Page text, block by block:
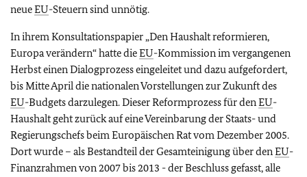
neueEU-Steuern sind unnötig.
In ihrem Konsultationspapier „Den Haushalt reformieren,
Europa verändern“ hatte dieEU-Kommission im vergangenen
Herbst einen Dialogprozess eingeleitet und dazu aufgefordert,
bis Mitte April die nationalen Vorstellungen zur Zukunft des
EU-Budgets darzulegen. Dieser Reformprozess für denEU-
Haushalt geht zurück auf eine Vereinbarung der Staats- und
Regierungschefs beim Europäischen Rat vom Dezember 2005.
Dort wurde – als Bestandteil der Gesamteinigung über denEU-
Finanzrahmen von 2007 bis 2013 - der Beschluss gefasst, alle